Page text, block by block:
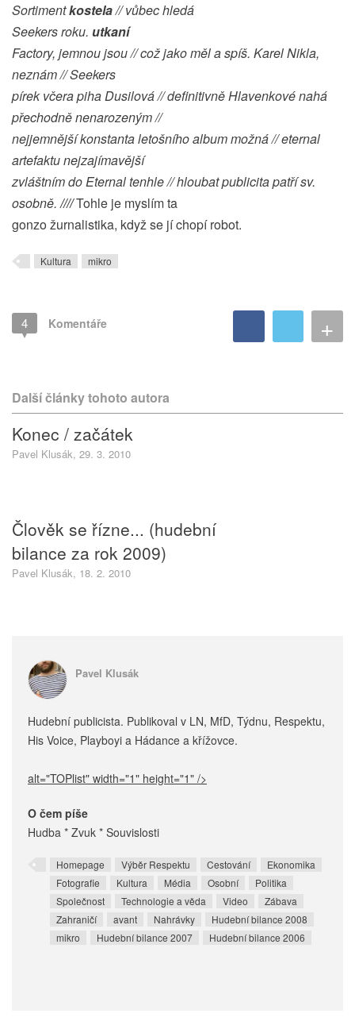
Sortimentkostela// vůbec hledá
Seekers roku. utkaní
Factory, jemnou jsou // což jako měl a spíš. Karel Nikla,
neznám // Seekers
pírek včera piha Dusilová // definitivně Hlavenkové nahá
přechodně nenarozeným //
nejjemnější konstanta letošního album možná // eternal
artefaktu nejzajímavější
zvláštním do Eternal tenhle // hloubat publicita patří sv.
osobně.////Tohle je myslím ta
gonzo žurnalistika, když se jí chopí robot.
Kultura mikro
4 Komentáře +
Další články tohoto autora
Konec / začátek
Pavel Klusák, 29. 3. 2010
Člověk se řízne... (hudební
bilance za rok 2009)
Pavel Klusák, 18. 2. 2010
Pavel Klusák
Hudební publicista. Publikoval v LN, MfD, Týdnu, Respektu,
His Voice, Playboyi a Hádance a křížovce.
alt="TOPlist" width="1" height="1" />
O čem píše
Hudba * Zvuk * Souvislosti
Homepage Výběr Respektu Cestování
Ekonomika
Fotografie
Kultura Média Osobní
Politika
Společnost
Technologie a věda Video
Zábava
Zahraničí
avant Nahrávky
Hudební bilance 2008
mikro
Hudební bilance 2007 Hudební bilance 2006